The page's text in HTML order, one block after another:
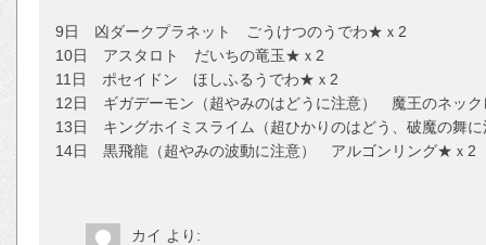
9日 凶ダークプラネット ごうけつのうでわ★ｘ2
10日 アスタロト だいちの竜玉★ｘ2
11日 ポセイドン ほしふるうでわ★ｘ2
12日 ギガデーモン（超やみのはどうに注意） 魔王のネッ
13日 キングホイミスライム（超ひかりのはどう、破魔の舞
14日 黒飛龍（超やみの波動に注意） アルゴンリング★ｘ2
カイ より: